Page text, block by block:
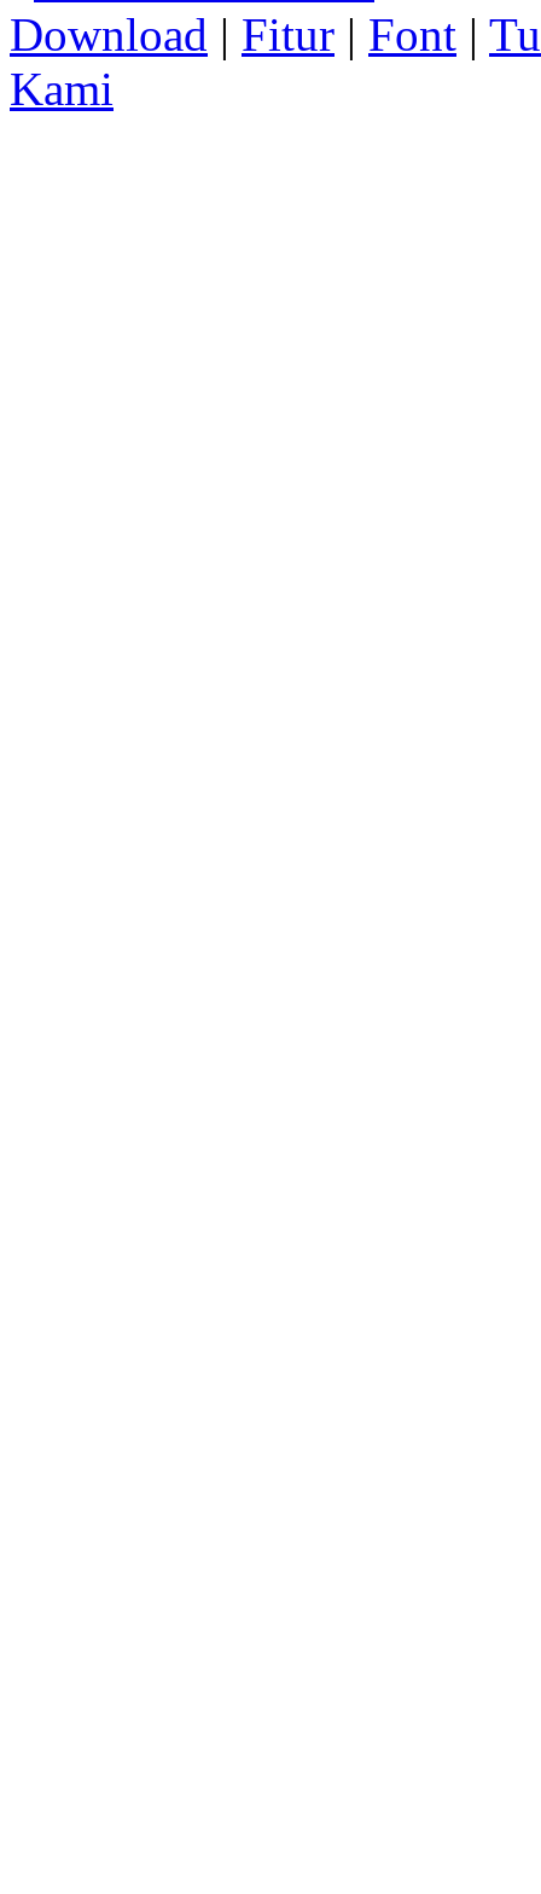
Download | Fitur | Font |
Kami